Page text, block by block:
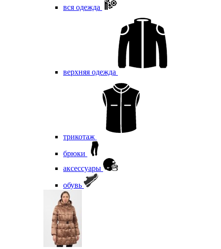
вся одежда
верхняя одежда
трикотаж
брюки
аксессуары
обувь